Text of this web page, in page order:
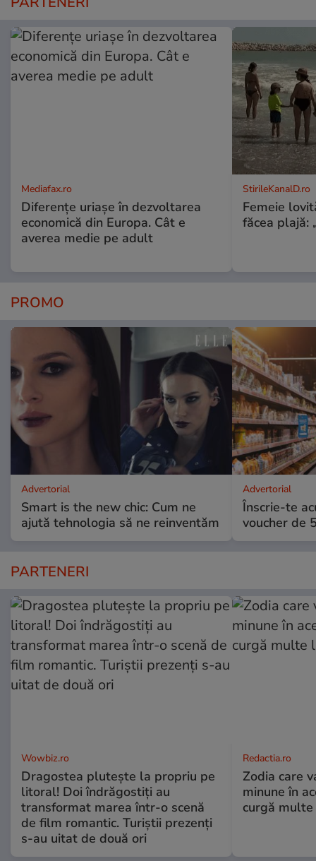
Mediafax.ro
Diferențe uriașe în dezvoltarea
economică din Europa. Cât e
averea medie pe adult
StirileKanalD.ro
Femeie
făcea plajă:
PROMO
Advertorial
Smart is the new chic: Cum ne
ajută tehnologia să ne reinventăm
Advertorial
Înscrie-te
voucher de
PARTENERI
Wowbiz.ro
Dragostea plutește la propriu pe
litoral! Doi îndrăgostiți au
transformat marea într-o scenă
de film romantic. Turiștii prezenți
s-au uitat de două ori
Redactia.ro
Zodia care
minune în
curgă